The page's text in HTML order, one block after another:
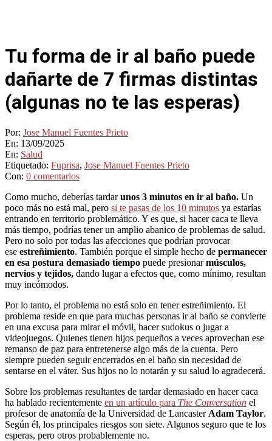
Tu forma de ir al baño puede
dañarte de 7 firmas distintas
(algunas no te las esperas)
Por: Jose Manuel Fuentes Prieto
En: 13/09/2025
En: Salud
Etiquetado: Fuprisa, Jose Manuel Fuentes Prieto
Con: 0 comentarios
Como mucho, deberías tardarunos 3 minutos en ir al baño. Un
poco más no está mal, pero si te pasas de los 10 minutos ya estarías
entrando en territorio problemático. Y es que, si hacer caca te lleva
más tiempo, podrías tener un amplio abanico de problemas de salud.
Pero no solo por todas las afecciones que podrían provocar
ese estreñimiento. También porque el simple hecho de permanecer
en esa postura demasiado tiempo puede presionarmúsculos,
nervios y tejidos, dando lugar a efectos que, como mínimo, resultan
muy incómodos.
Por lo tanto, el problema no está solo en tener estreñimiento. El
problema reside en que para muchas personas ir al baño se convierte
en una excusa para mirar el móvil, hacer sudokus o jugar a
videojuegos. Quienes tienen hijos pequeños a veces aprovechan ese
remanso de paz para entretenerse algo más de la cuenta. Pero
siempre pueden seguir encerrados en el baño sin necesidad de
sentarse en el váter. Sus hijos no lo notarán y su salud lo agradecerá.
Sobre los problemas resultantes de tardar demasiado en hacer caca
ha hablado recientemente en un artículo para The Conversation el
profesor de anatomía de la Universidad de LancasterAdam Taylor.
Según él, los principales riesgos son siete. Algunos seguro que te los
esperas, pero otros probablemente no.